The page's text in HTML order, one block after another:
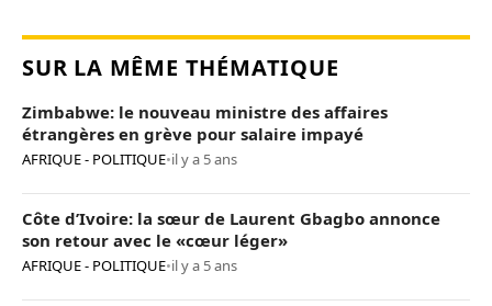
SUR LA MÊME THÉMATIQUE
Zimbabwe: le nouveau ministre des affaires
étrangères en grève pour salaire impayé
AFRIQUE - POLITIQUE•il y a 5 ans
Côte d’Ivoire: la sœur de Laurent Gbagbo annonce
son retour avec le «cœur léger»
AFRIQUE - POLITIQUE•il y a 5 ans